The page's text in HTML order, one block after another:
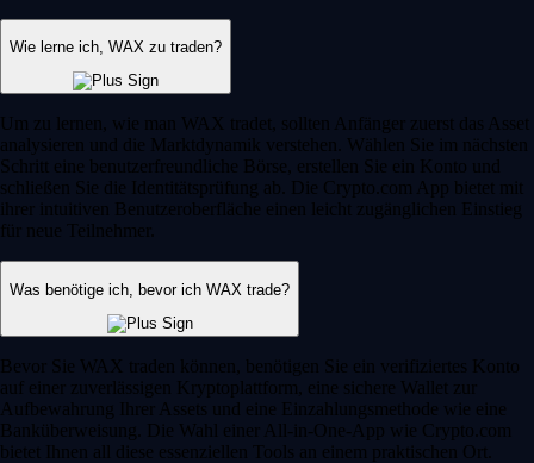
Wie lerne ich, WAX zu traden?
Um zu lernen, wie man WAX tradet, sollten Anfänger zuerst das Asset
analysieren und die Marktdynamik verstehen. Wählen Sie im nächsten
Schritt eine benutzerfreundliche Börse, erstellen Sie ein Konto und
schließen Sie die Identitätsprüfung ab. Die Crypto.com App bietet mit
ihrer intuitiven Benutzeroberfläche einen leicht zugänglichen Einstieg
für neue Teilnehmer.
Was benötige ich, bevor ich WAX trade?
Bevor Sie WAX traden können, benötigen Sie ein verifiziertes Konto
auf einer zuverlässigen Kryptoplattform, eine sichere Wallet zur
Aufbewahrung Ihrer Assets und eine Einzahlungsmethode wie eine
Banküberweisung. Die Wahl einer All-in-One-App wie Crypto.com
bietet Ihnen all diese essenziellen Tools an einem praktischen Ort.